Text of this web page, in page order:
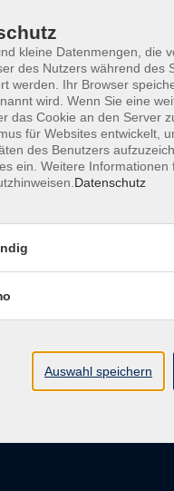
mit und lernen
Datenschutzerklärung
kleine Datenmengen, die
des Nutzers während des
werden. Ihr Browser
wird. Wenn Sie eine
das Cookie an den Server
für Websites entwickelt,
des Benutzers
ein. Weitere Informationen
Datenschutz
Auswahl speichern